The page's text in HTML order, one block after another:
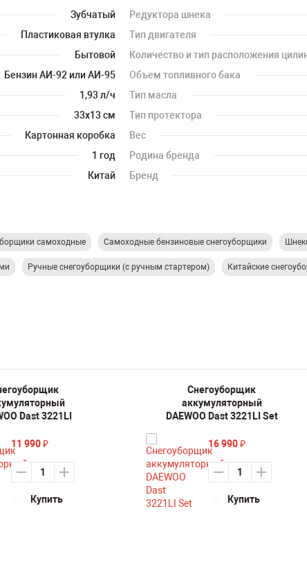
Зубчатый Редуктора шнека
Пластиковая втулка Тип двигателя
Бытовой Количество и тип расположения
Бензин АИ-92 или АИ-95 Объем топливного бака
1,93 л/ч Тип масла
33х13 см Тип протектора
Картонная коробка Вес
1 год Родина бренда
Китай Бренд
самоходные Самоходные бензиновые снегоуборщики
Ручные снегоуборщики (с ручным стартером) Китайские
Dast 3221LI
11 990 ₽
Купить
Снегоуборщик
аккумуляторный
DAEWOO Dast 3221LI Set
16 990 ₽
Купить